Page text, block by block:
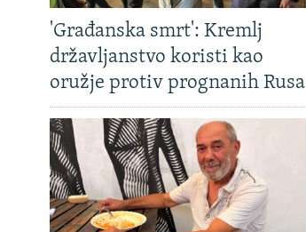
'Građanska smrt': Kremlj
državljanstvo koristi kao
oružje protiv prognanih Rusa